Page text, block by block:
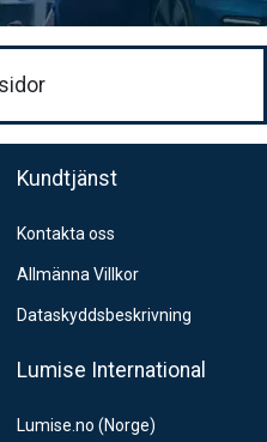
Kundtjänst
Kontakta oss
Allmänna Villkor
Dataskyddsbeskrivning
Lumise International
Lumise.no (Norge)